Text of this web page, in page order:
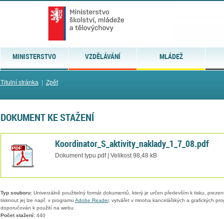
MINISTERSTVO VZDĚLÁVÁNÍ MLÁDEŽ
Titulní stránka| Zpět
DOKUMENT KE STAŽENÍ
Koordinator_S_aktivity_naklady_1_7_08.pdf
Dokument typu pdf | Velikost 98,48 kB
Typ souboru:Univerzálně použitelný formát dokumentů, který je určen především k tisku,
tisknout jej lze např. v programu Adobe Reader, vytvářet v mnoha kancelářských a grafických
doporučován k použití na webu.
Počet stažení:440